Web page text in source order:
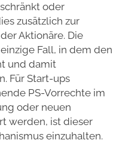
oder
zusätzlich zur
Aktionäre. Die
Fall, in dem den
und damit
Für Start-ups
PS-Vorrechte im
oder neuen
werden, ist dieser
einzuhalten.